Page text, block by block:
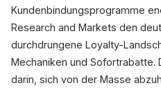
Kundenbindungsprogramme
Research and Markets den
durchdrungene Loyalty-
Mechaniken und Sofortrabatte.
darin, sich von der Masse